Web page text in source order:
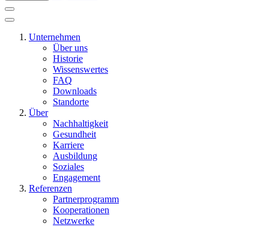
Unternehmen
Über uns
Historie
Wissenswertes
FAQ
Downloads
Standorte
Über
Nachhaltigkeit
Gesundheit
Karriere
Ausbildung
Soziales
Engagement
Referenzen
Partnerprogramm
Kooperationen
Netzwerke